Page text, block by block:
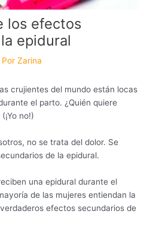
los efectos
epidural
Por Zarina
crujientes del mundo están locas
el parto. ¿Quién quiere
no!)
no se trata del dolor. Se
de la epidural.
una epidural durante el
de las mujeres entiendan la
efectos secundarios de